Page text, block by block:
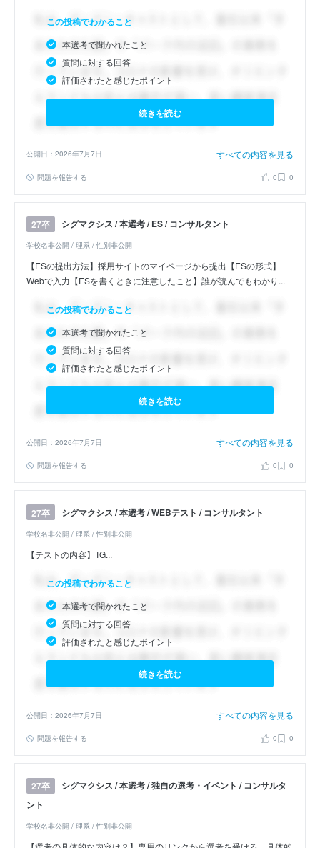
この投稿でわかること
本選考で聞かれたこと
質問に対する回答
評価されたと感じたポイント
続きを読む
公開日：2026年7月7日 すべての内容を見る
問題を報告する 0 0
27卒 シグマクシス / 本選考 / ES / コンサルタント
学校名非公開 / 理系 / 性別非公開
【ESの提出方法】採用サイトのマイページから提出【ESの形式】
Webで入力【ESを書くときに注意したこと】誰が読んでもわかり...
この投稿でわかること
本選考で聞かれたこと
質問に対する回答
評価されたと感じたポイント
続きを読む
公開日：2026年7月7日 すべての内容を見る
問題を報告する 0 0
27卒 シグマクシス / 本選考 / WEBテスト / コンサルタント
学校名非公開 / 理系 / 性別非公開
【テストの内容】TG...
この投稿でわかること
本選考で聞かれたこと
質問に対する回答
評価されたと感じたポイント
続きを読む
公開日：2026年7月7日 すべての内容を見る
問題を報告する 0 0
27卒
シグマクシス / 本選考 / 独自の選考・イベント / コンサルタ
ント
学校名非公開 / 理系 / 性別非公開